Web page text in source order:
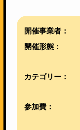
開催事業者：
開催形態：
カテゴリー：
参加費：